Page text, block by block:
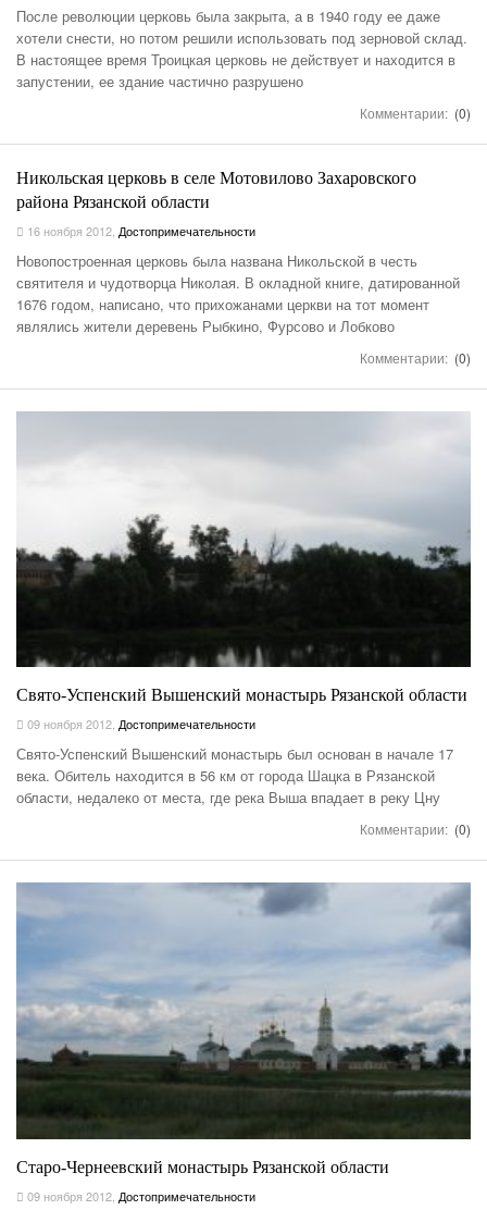
После революции церковь была закрыта, а в 1940 году ее даже
хотели снести, но потом решили использовать под зерновой склад.
В настоящее время Троицкая церковь не действует и находится в
запустении, ее здание частично разрушено
Комментарии: (0)
Никольская церковь в селе Мотовилово Захаровского
района Рязанской области
16 ноября 2012 Достопримечательности
Новопостроенная церковь была названа Никольской в честь
святителя и чудотворца Николая. В окладной книге, датированной
1676 годом, написано, что прихожанами церкви на тот момент
являлись жители деревень Рыбкино, Фурсово и Лобково
Комментарии: (0)
Свято-Успенский Вышенский монастырь Рязанской области
09 ноября 2012, Достопримечательности
Свято-Успенский Вышенский монастырь был основан в начале 17
века. Обитель находится в 56 км от города Шацка в Рязанской
области, недалеко от места, где река Выша впадает в реку Цну
Комментарии: (0)
Старо-Чернеевский монастырь Рязанской области
09 ноября 2012 Достопримечательности